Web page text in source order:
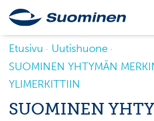
Etusivu
Uutishuone
SUOMINEN YHTYMÄN
YLIMERKITTIIN
SUOMINEN